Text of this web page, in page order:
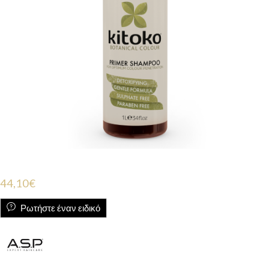
44,10€
Ρωτήστε έναν ειδικό